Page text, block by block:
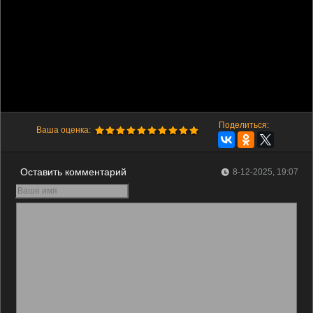
Ваша оценка: Поделиться:
Оставить комментарий 8-12-2025, 19:07